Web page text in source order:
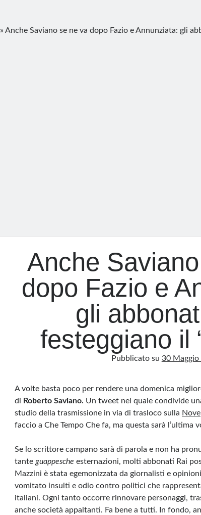
»Anche Saviano se ne va dopo Fazio e Annunziata: gli
Anche
dopo Fazio e
gli
festeggiano il
Pubblicato su 30 Maggio
A volte basta poco per rendere una domenica
di Roberto Saviano. Un tweet nel quale condivide
studio della trasmissione in via di trasloco sulla Nove
faccio a Che Tempo Che fa, ma questa sarà l’ultima
Se lo scrittore campano sarà di parola e non ha
tante guappesche esternazioni, molti abbonati Rai
Mazzini è stata egemonizzata da giornalisti e
vomitato insulti e odio contro politici che
italiani. Ogni tanto occorre rinnovare personaggi,
anche società appaltanti. Fa bene a tutti. In fondo,